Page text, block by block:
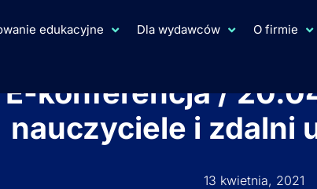
edukacyjne Dla wydawców O firmie
E-konferencja /
nauczyciele i zdalni
13 kwietnia, 2021